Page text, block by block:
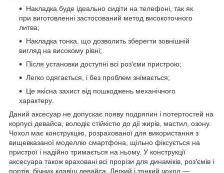
Накладка буде ідеально сидіти на телефоні, так як
при виготовленні застосований метод високоточного
литва;
Накладка тонка, що дозволить зберегти зовнішній
вигляд на високому рівні;
Після установки доступні всі роз'єми пристрою;
Легко одягається, і без проблем знімається;
Це якісна захист від пошкоджень механічного
характеру.
Даний аксесуар не допускає появу подряпин і потертостей на
корпусі девайса, володіє стійкістю до дії жирів, мастил, озону.
Чохол має конструкцію, розрахованої для використання з
вищевказаної моделлю смартфона, щільно фіксується на
пристрої і надійно тримається на ньому. У конструкції
аксесуара також враховані всі прорізи для динаміків, роз'ємів і
портів, бічних клавіш девайса. Легкий і тонкий чохол ―